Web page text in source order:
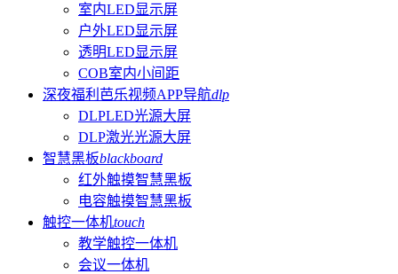
室内LED显示屏
户外LED显示屏
透明LED显示屏
COB室内小间距
深夜福利芭乐视频APP导航dlp
DLPLED光源大屏
DLP激光光源大屏
智慧黑板blackboard
红外触摸智慧黑板
电容触摸智慧黑板
触控一体机touch
教学触控一体机
会议一体机